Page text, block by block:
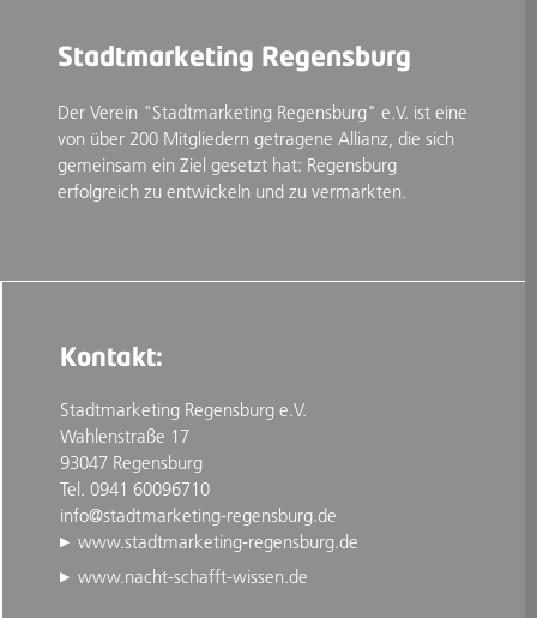
Stadtmarketing Regensburg
Der Verein "Stadtmarketing Regensburg" e.V. ist eine
von über 200 Mitgliedern getragene Allianz, die sich
gemeinsam ein Ziel gesetzt hat: Regensburg
erfolgreich zu entwickeln und zu vermarkten.
Kontakt:
Stadtmarketing Regensburg e.V.
Wahlenstraße 17
93047 Regensburg
Tel. 0941 60096710
info@stadtmarketing-regensburg.de
www.stadtmarketing-regensburg.de
www.nacht-schafft-wissen.de